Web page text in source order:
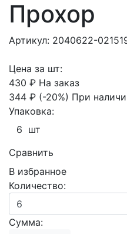
Прохор
Артикул: 2040622-
Цена за шт:
430 ₽ На заказ
344 ₽ (-20%) При
Упаковка:
6 шт
Сравнить
В избранное
Количество:
Сумма: